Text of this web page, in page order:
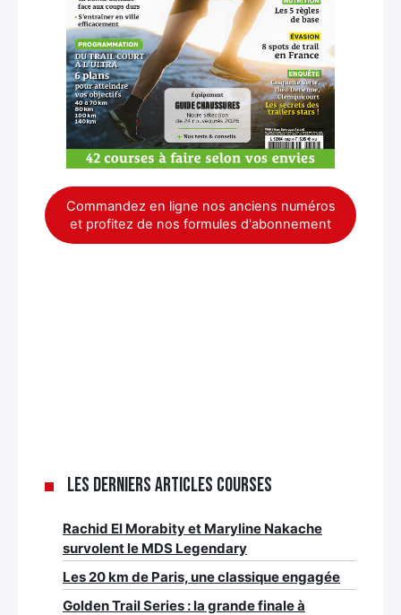
Commandez en ligne nos anciens numéros
et profitez de nos formules d'abonnement
Les derniers articles Courses
Rachid El Morabity et Maryline Nakache
survolent le MDS Legendary
Les 20 km de Paris, une classique engagée
Golden Trail Series : la grande finale à